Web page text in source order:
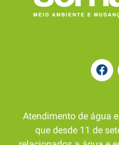
Atendimento de água
que desde 11 de